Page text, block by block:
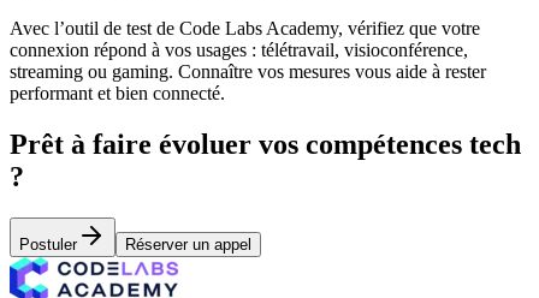
Avec l’outil de test de Code Labs Academy, vérifiez que votre
connexion répond à vos usages : télétravail, visioconférence,
streaming ou gaming. Connaître vos mesures vous aide à rester
performant et bien connecté.
Prêt à faire évoluer vos compétences tech
?
Postuler Réserver un appel